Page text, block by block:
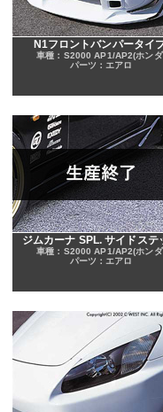
N1フロントバンパータイ
車種：S2000 AP1/AP2(ホン
パーツ：エアロ
ジムカーナ SPL. サイドステ
車種：S2000 AP1/AP2(ホン
パーツ：エアロ